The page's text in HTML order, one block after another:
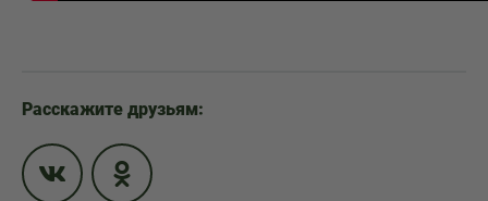
Расскажите друзьям: